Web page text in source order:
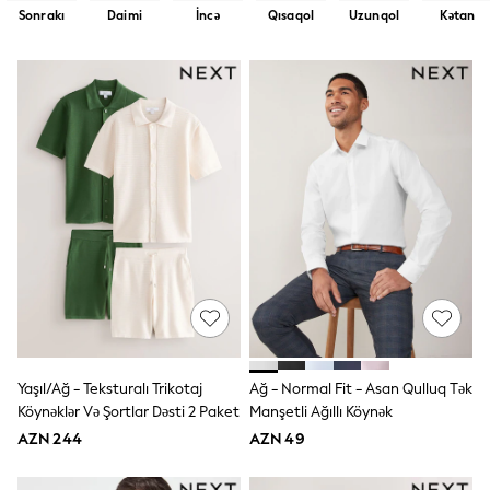
Nightwear & Pyjamas
Loungewear
Sets & Outfits
Shirts & Blouses
Shorts & Skirts
Sportswear
Sweatshirts & Hoodies
Swimwear
T-Shirts
Tops
Trousers & Leggings
Vests
Trending: Top & Short Sets
Trending: Clogs
Toy Story
Spring Dresses
THE SET
Shop All Footwear
Boots
Half Sizes
School Shoes
Sonrakı Daimi İncə Qısaqol Uzunqol Kətan
Yaşıl/Ağ - Teksturalı Trikotaj
Köynəklər Və Şortlar Dəsti 2 Paket
AZN 244
Ağ - Normal Fit - Asan Qulluq Tək
Manşetli Ağıllı Köynək
AZN 49